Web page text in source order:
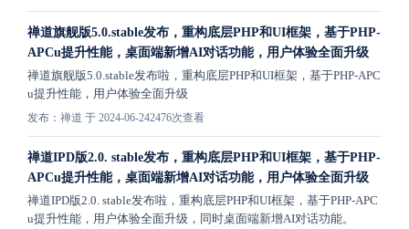
禅道旗舰版5.0.stable发布，重构底层PHP和UI框架，基于PHP-
APCu提升性能，桌面端新增AI对话功能，用户体验全面升级
禅道旗舰版5.0.stable发布啦，重构底层PHP和UI框架，基于PHP-APC
u提升性能，用户体验全面升级
发布：禅道 于 2024-06-242476次查看
禅道IPD版2.0. stable发布，重构底层PHP和UI框架，基于PHP-
APCu提升性能，桌面端新增AI对话功能，用户体验全面升级
禅道IPD版2.0. stable发布啦，重构底层PHP和UI框架，基于PHP-APC
u提升性能，用户体验全面升级，同时桌面端新增AI对话功能。